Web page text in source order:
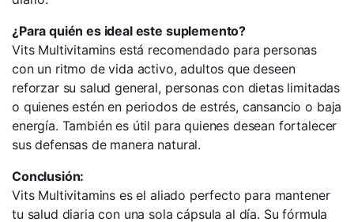
¿Para quién es ideal este suplemento?
Vits Multivitamins está recomendado para personas
con un ritmo de vida activo, adultos que deseen
reforzar su salud general, personas con dietas limitadas
o quienes estén en periodos de estrés, cansancio o baja
energía. También es útil para quienes desean fortalecer
sus defensas de manera natural.
Conclusión:
Vits Multivitamins es el aliado perfecto para mantener
tu salud diaria con una sola cápsula al día. Su fórmula